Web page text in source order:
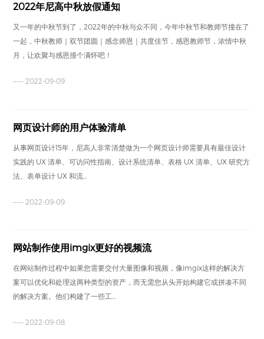
2022年尼高中秋放假通知
又一年的中秋节到了，2022年的中秋与众不同，今年中秋节和教师节撞在了
一起，中秋教师｜双节团圆｜感念师恩｜共度佳节，感恩教师节，浓情中秋
月，让欢聚与感恩撞个满怀吧！
—— 2022-09-09
网页设计师的用户体验清单
从事网页设计15年，尼高人非常清楚做为一个网页设计师需要具有最佳设计
实践的 UX 清单、可访问性指南、设计系统清单、表格 UX 清单、UX 研究方
法、表单设计 UX 和流...
—— 2022-09-09
网站制作使用imgix更好的视频流
在网站制作过程中如果您需要交付大量图像和视频，像imgix这样的解决方
案可以优化和处理这两种类型的资产，而无需您从头开始构建它或拼凑不同
的解决方案。他们构建了一些工...
—— 2022-09-08